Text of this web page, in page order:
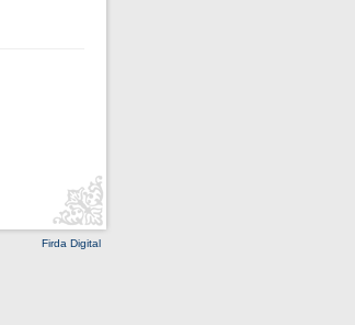
Firda Digital